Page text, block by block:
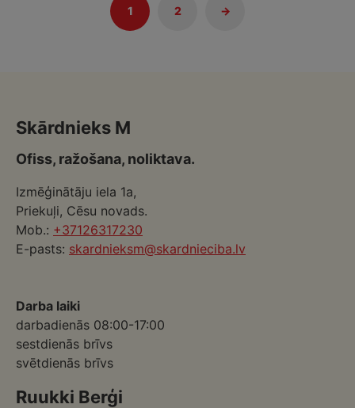
1 2 →
Skārdnieks M
Ofiss, ražošana, noliktava.
Izmēģinātāju iela 1a,
Priekuļi, Cēsu novads.
Mob.: +37126317230
E-pasts: skardnieksm@skardnieciba.lv
Darba laiki
darbadienās 08:00-17:00
sestdienās brīvs
svētdienās brīvs
Ruukki Berģi